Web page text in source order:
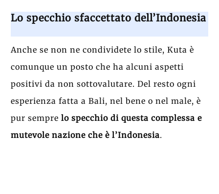
Lo specchio sfaccettato dell’Indonesia
Anche se non ne condividete lo stile, Kuta è
comunque un posto che ha alcuni aspetti
positivi da non sottovalutare. Del resto ogni
esperienza fatta a Bali, nel bene o nel male, è
pur semprelo specchio di questa complessa e
mutevole nazione che è l’Indonesia.